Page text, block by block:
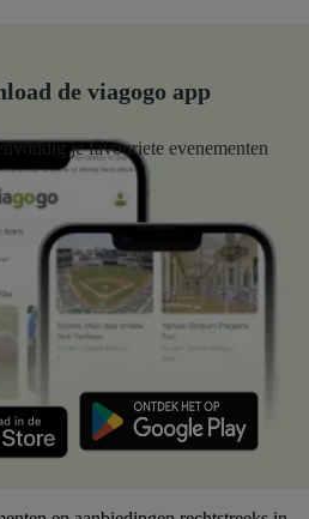
de viagogo app
je favouriete evenementen